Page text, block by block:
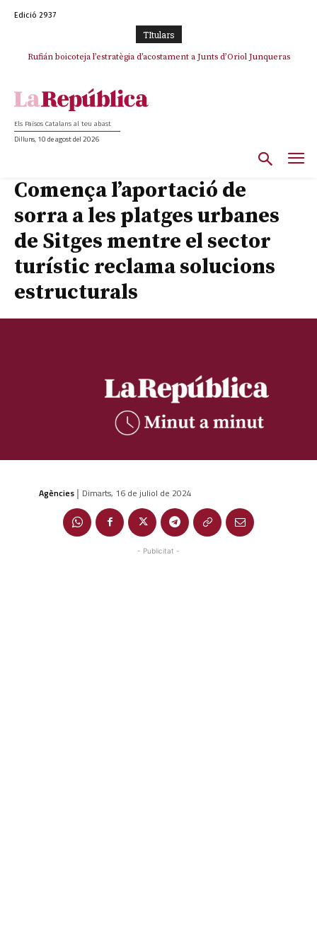
Edició 2937
TItulars
Rufián boicoteja l’estratègia d’acostament a Junts d’Oriol Junqueras
Rufián dinamita la unitat independentista amb un atac frontal al retorn
Els Països Catalans al teu abast
Dilluns, 10 de agost del 2026
Comença l’aportació de
sorra a les platges urbanes
de Sitges mentre el sector
turístic reclama solucions
estructurals
Agències | Dimarts, 16 de juliol de 2024
- Publicitat -